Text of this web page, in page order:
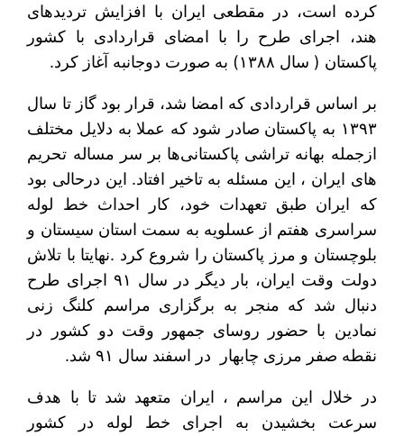
کرده است، در مقطعی ایران با افزایش تردیدهای
هند، اجرای طرح را با امضای قراردادی با کشور
پاکستان ( سال ۱۳۸۸) به صورت دوجانبه آغاز کرد.
بر اساس قراردادی که امضا شد، قرار بود گاز تا سال
۱۳۹۳ به پاکستان صادر شود که عملا به دلایل مختلف
ازجمله بهانه تراشی پاکستانی‌ها بر سر مساله تحریم
های ایران ، این مسئله به تاخیر افتاد. این درحالی بود
که ایران طبق تعهدات خود، کار احداث خط لوله
سراسری هفتم از عسلویه به سمت استان سیستان و
بلوچستان و مرز پاکستان را شروع کرد .نهایتا با تلاش
دولت وقت ایران، بار دیگر در سال ۹۱ اجرای طرح
دنبال شد که منجر به برگزاری مراسم کلنگ زنی
نمادین با حضور روسای جمهور وقت دو کشور در
نقطه صفر مرزی چابهار در اسفند سال ۹۱ شد.
در خلال این مراسم ، ایران متعهد شد تا با هدف
سرعت بخشیدن به اجرای خط لوله در کشور